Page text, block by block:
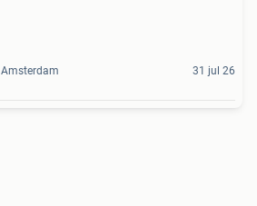
Amsterdam 31 jul 26